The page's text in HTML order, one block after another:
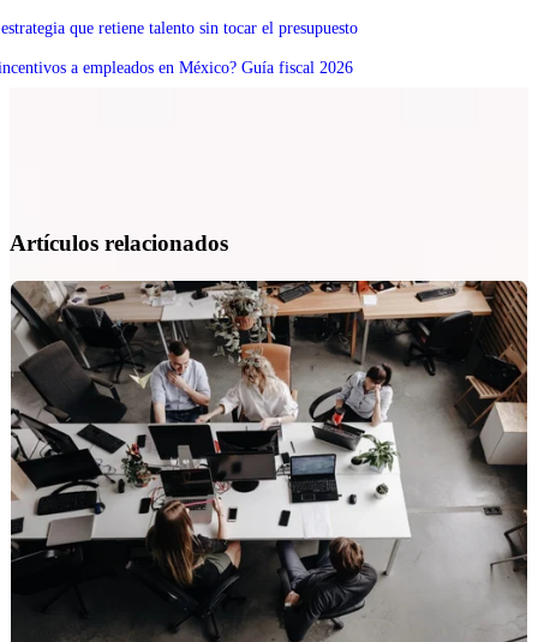
que retiene talento sin tocar el presupuesto
a empleados en México? Guía fiscal 2026
Artículos relacionados